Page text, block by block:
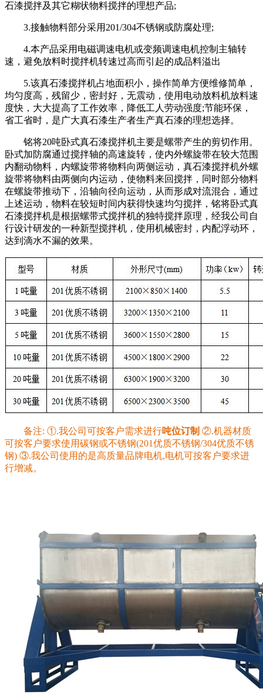
石漆搅拌及其它糊状物料搅拌的理想产品;
3.接触物料部分采用201/304不锈钢或防腐处理;
4.本产品采用电磁调速电机或变频调速电机控制主轴转
速，避免放料时搅拌机转速过高而引起的成品料溢出
5.该真石漆搅拌机占地面积小，操作简单方便维修简单，
均匀度高，残留少，密封好，无震动，使用电动放料机放料速
度快，大大提高了工作效率，降低工人劳动强度;节能环保，
省工省时，是广大真石漆生产者生产真石漆的理想选择。
铭将20吨卧式真石漆搅拌机主要是螺带产生的剪切作用。
卧式加防腐通过搅拌轴的高速旋转，使内外螺旋带在较大范围
内翻动物料，内螺旋带将物料向两侧运动，真石漆搅拌机外螺
旋带将物料由两侧向内运动，使物料来回搅拌，同时部分物料
在螺旋带推动下，沿轴向径向运动，从而形成对流混合，通过
上述运动，物料在较短时间内获得快速均匀搅拌，铭将卧式真
石漆搅拌机是根据螺带式搅拌机的独特搅拌原理，经我公司自
行设计研发的一种新型搅拌机，使用机械密封，内配浮动环，
达到滴水不漏的效果。
备注: ①.我公司可按客户需求进行吨位订制 ②.机器材质
可按客户要求使用碳钢或不锈钢(201优质不锈钢/304优质不锈
钢) ③.我公司使用的是高质量品牌电机,电机可按客户要求进
行增减。